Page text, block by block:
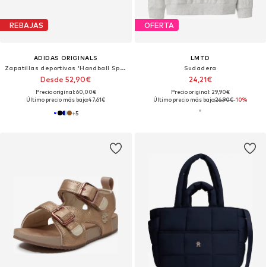
REBAJAS
ADIDAS ORIGINALS
Zapatillas deportivas 'Handball Spezial'
Desde 52,90€
Precio original: 60,00€
Último precio más bajo:47,61€
+5
OFERTA
LMTD
Sudadera
24,21€
Precio original: 29,90€
Último precio más bajo:26,90€-10%